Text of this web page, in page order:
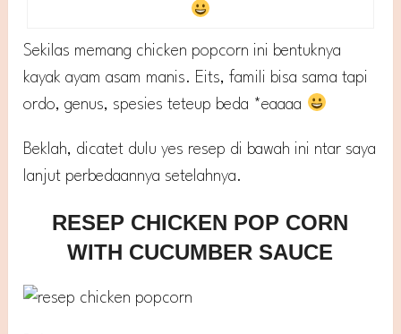
Sekilas memang chicken popcorn ini bentuknya
kayak ayam asam manis. Eits, famili bisa sama tapi
ordo, genus, spesies teteup beda *eaaaa
Beklah, dicatet dulu yes resep di bawah ini ntar saya
lanjut perbedaannya setelahnya.
RESEP CHICKEN POP CORN
WITH CUCUMBER SAUCE